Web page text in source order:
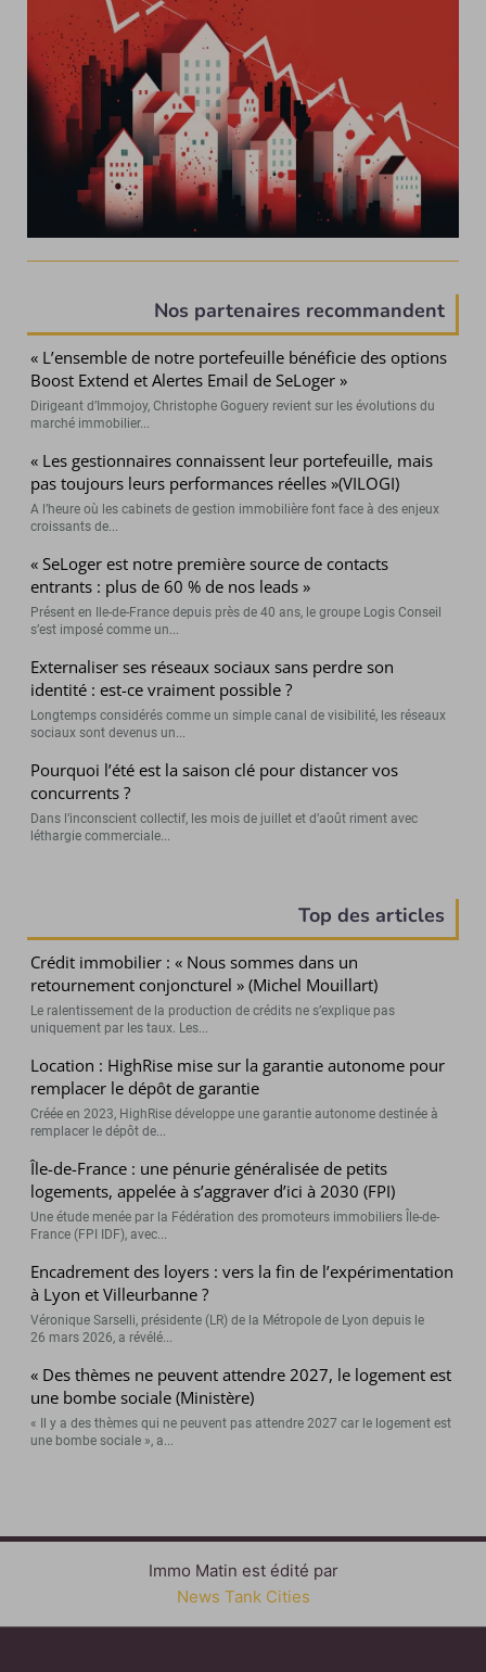
Nos partenaires recommandent
« L’ensemble de notre portefeuille bénéficie des options
Boost Extend et Alertes Email de SeLoger »
Dirigeant d’Immojoy, Christophe Goguery revient sur les évolutions du
marché immobilier...
« Les gestionnaires connaissent leur portefeuille, mais
pas toujours leurs performances réelles »(VILOGI)
A l’heure où les cabinets de gestion immobilière font face à des enjeux
croissants de...
« SeLoger est notre première source de contacts
entrants : plus de 60 % de nos leads »
Présent en Ile-de-France depuis près de 40 ans, le groupe Logis Conseil
s’est imposé comme un...
Externaliser ses réseaux sociaux sans perdre son
identité : est-ce vraiment possible ?
Longtemps considérés comme un simple canal de visibilité, les réseaux
sociaux sont devenus un...
Pourquoi l’été est la saison clé pour distancer vos
concurrents ?
Dans l’inconscient collectif, les mois de juillet et d’août riment avec
léthargie commerciale...
Top des articles
Crédit immobilier : « Nous sommes dans un
retournement conjoncturel » (Michel Mouillart)
Le ralentissement de la production de crédits ne s’explique pas
uniquement par les taux. Les...
Location : HighRise mise sur la garantie autonome pour
remplacer le dépôt de garantie
Créée en 2023, HighRise développe une garantie autonome destinée à
remplacer le dépôt de...
Île-de-France : une pénurie généralisée de petits
logements, appelée à s’aggraver d’ici à 2030 (FPI)
Une étude menée par la Fédération des promoteurs immobiliers Île-de-
France (FPI IDF), avec...
Encadrement des loyers : vers la fin de l’expérimentation
à Lyon et Villeurbanne ?
Véronique Sarselli, présidente (LR) de la Métropole de Lyon depuis le
26 mars 2026, a révélé...
« Des thèmes ne peuvent attendre 2027, le logement est
une bombe sociale (Ministère)
« Il y a des thèmes qui ne peuvent pas attendre 2027 car le logement est
une bombe sociale », a...
Immo Matin est édité par
News Tank Cities